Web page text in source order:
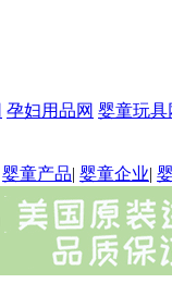
孕妇用品网 婴童玩具
婴童产品| 婴童企业|